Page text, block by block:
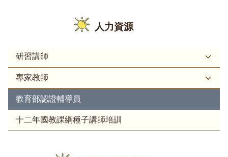
人力資源
研習講師
專家教師
教育部認證輔導員
十二年國教課綱種子講師培訓